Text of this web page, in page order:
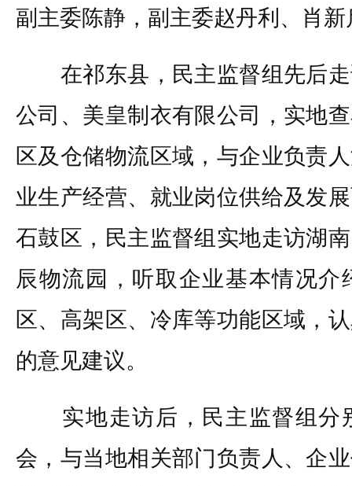
副主委陈静，副主委赵丹利、肖
在祁东县，民主监督组先后走
公司、美皇制衣有限公司，实地
区及仓储物流区域，与企业负责
业生产经营、就业岗位供给及发
石鼓区，民主监督组实地走访湖
辰物流园，听取企业基本情况介
区、高架区、冷库等功能区域，
的意见建议。
实地走访后，民主监督组分
会，与当地相关部门负责人、企